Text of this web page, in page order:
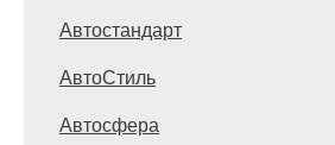
Автостандарт
АвтоСтиль
Автосфера